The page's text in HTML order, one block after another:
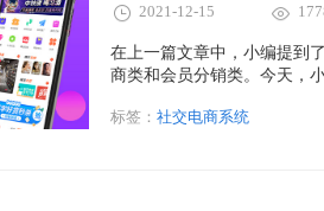
2021-12-15
在上一篇文章中，小编提到
商类和会员分销类。今天，
标签： 社交电商系统